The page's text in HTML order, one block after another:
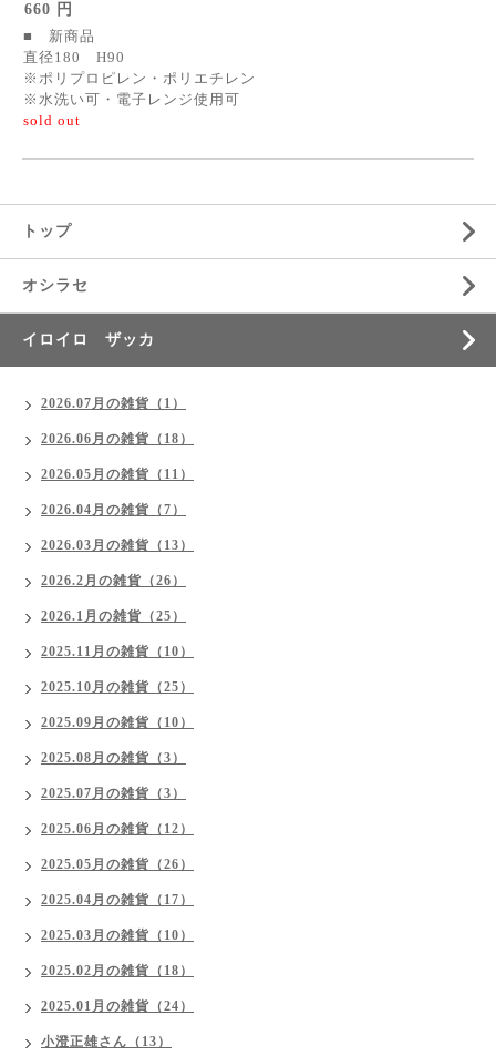
660 円
■ 新商品
直径180 H90
※ポリプロピレン・ポリエチレン
※水洗い可・電子レンジ使用可
sold out
トップ
オシラセ
イロイロ ザッカ
2026.07月の雑貨（1）
2026.06月の雑貨（18）
2026.05月の雑貨（11）
2026.04月の雑貨（7）
2026.03月の雑貨（13）
2026.2月の雑貨（26）
2026.1月の雑貨（25）
2025.11月の雑貨（10）
2025.10月の雑貨（25）
2025.09月の雑貨（10）
2025.08月の雑貨（3）
2025.07月の雑貨（3）
2025.06月の雑貨（12）
2025.05月の雑貨（26）
2025.04月の雑貨（17）
2025.03月の雑貨（10）
2025.02月の雑貨（18）
2025.01月の雑貨（24）
小澄正雄さん（13）